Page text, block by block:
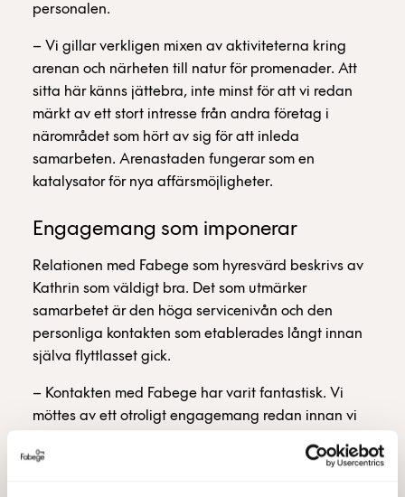
personalen.
– Vi gillar verkligen mixen av aktiviteterna kring
arenan och närheten till natur för promenader. Att
sitta här känns jättebra, inte minst för att vi redan
märkt av ett stort intresse från andra företag i
närområdet som hört av sig för att inleda
samarbeten. Arenastaden fungerar som en
katalysator för nya affärsmöjligheter.
Engagemang som imponerar
Relationen med Fabege som hyresvärd beskrivs av
Kathrin som väldigt bra. Det som utmärker
samarbetet är den höga servicenivån och den
personliga kontakten som etablerades långt innan
själva flyttlasset gick.
– Kontakten med Fabege har varit fantastisk. Vi
möttes av ett otroligt engagemang redan innan vi
hyresgäster på ett sätt som imponerar. Om något